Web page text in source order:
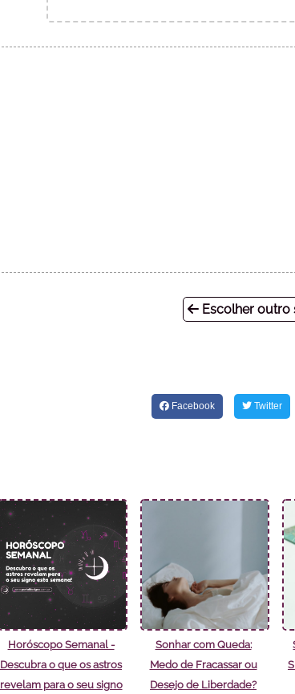
Escolher outro
Facebook Twitter
Horóscopo Semanal -
Descubra o que os astros
revelam para o seu signo
Sonhar com Queda:
Medo de Fracassar ou
Desejo de Liberdade?